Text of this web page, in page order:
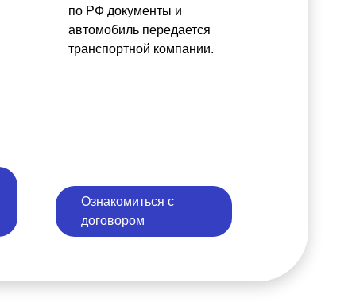
по РФ документы и
автомобиль передается
транспортной компании.
Ознакомиться с
договором